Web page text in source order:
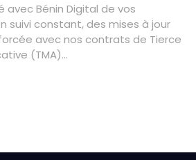
avec Bénin Digital de vos
suivi constant, des mises à jour
avec nos contrats de Tierce
(TMA)...